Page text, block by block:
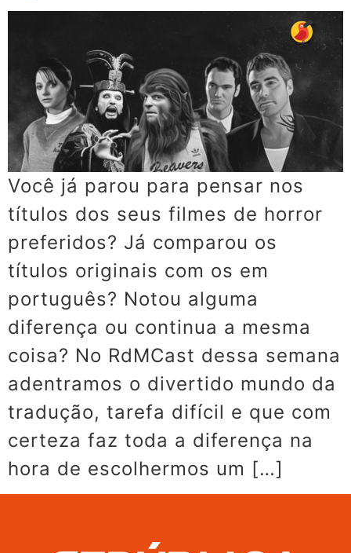
Você já parou para pensar nos
títulos dos seus filmes de horror
preferidos? Já comparou os
títulos originais com os em
português? Notou alguma
diferença ou continua a mesma
coisa? No RdMCast dessa semana
adentramos o divertido mundo da
tradução, tarefa difícil e que com
certeza faz toda a diferença na
hora de escolhermos um […]